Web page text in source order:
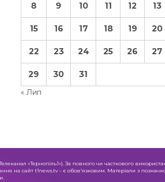
« Лип
8 9 10 11 12 13
15 16 17 18 19 20
22 23 24 25 26 27
29 30 31
«Тернопіль1»). За повного чи часткового
на сайт t1news.tv – є обов'язковим. Матеріали з